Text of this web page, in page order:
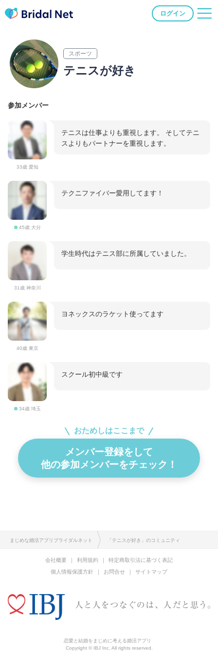
ログイン
スポーツ
テニスが好き
参加メンバー
33歳 愛知
テニスは仕事よりも重視します。 そしてテニ
スよりもパートナーを重視します。
45歳 大分
テクニファイバー愛用してます！
31歳 神奈川
学生時代はテニス部に所属していました。
40歳 東京
ヨネックスのラケット使ってます
34歳 埼玉
スクール初中級です
おためしはここまで
メンバー登録をして
他の参加メンバーをチェック！
まじめな婚活アプリブライダルネット 「テニスが好き」のコミュニティ
会社概要 利用規約
特定商取引法に基づく表記
個人情報保護方針
お問合せ サイトマップ
恋愛と結婚をまじめに考える婚活アプリ
Copyright © IBJ Inc. All rights reserved.